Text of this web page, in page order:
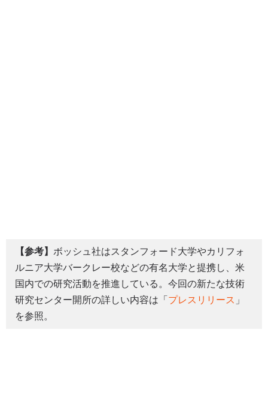
【参考】 ボッシュ社はスタンフォード大学やカリフォ
ルニア大学バークレー校などの有名大学と提携し、米
国内での研究活動を推進している。今回の新たな技術
研究センター開所の詳しい内容は「 プレスリリース 」
を参照。